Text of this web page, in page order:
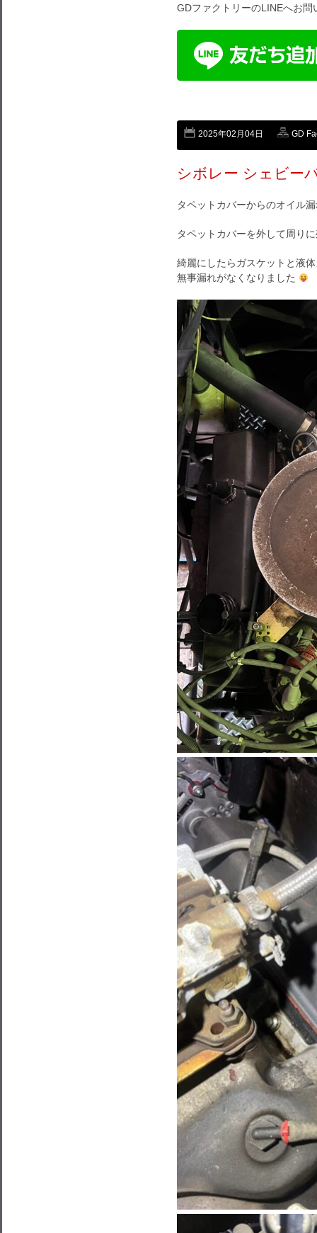
GDファクトリーのLINEへお問
2025年02月04日 GD
シボレー シェビー
タペットカバーからのオイル
タペットカバーを外して周り
綺麗にしたらガスケットと液
無事漏れがなくなりました